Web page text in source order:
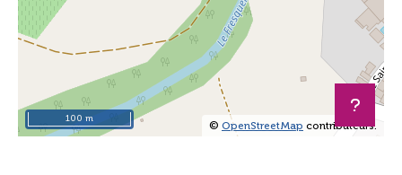
© OpenStreetMap contributeurs.
100 m